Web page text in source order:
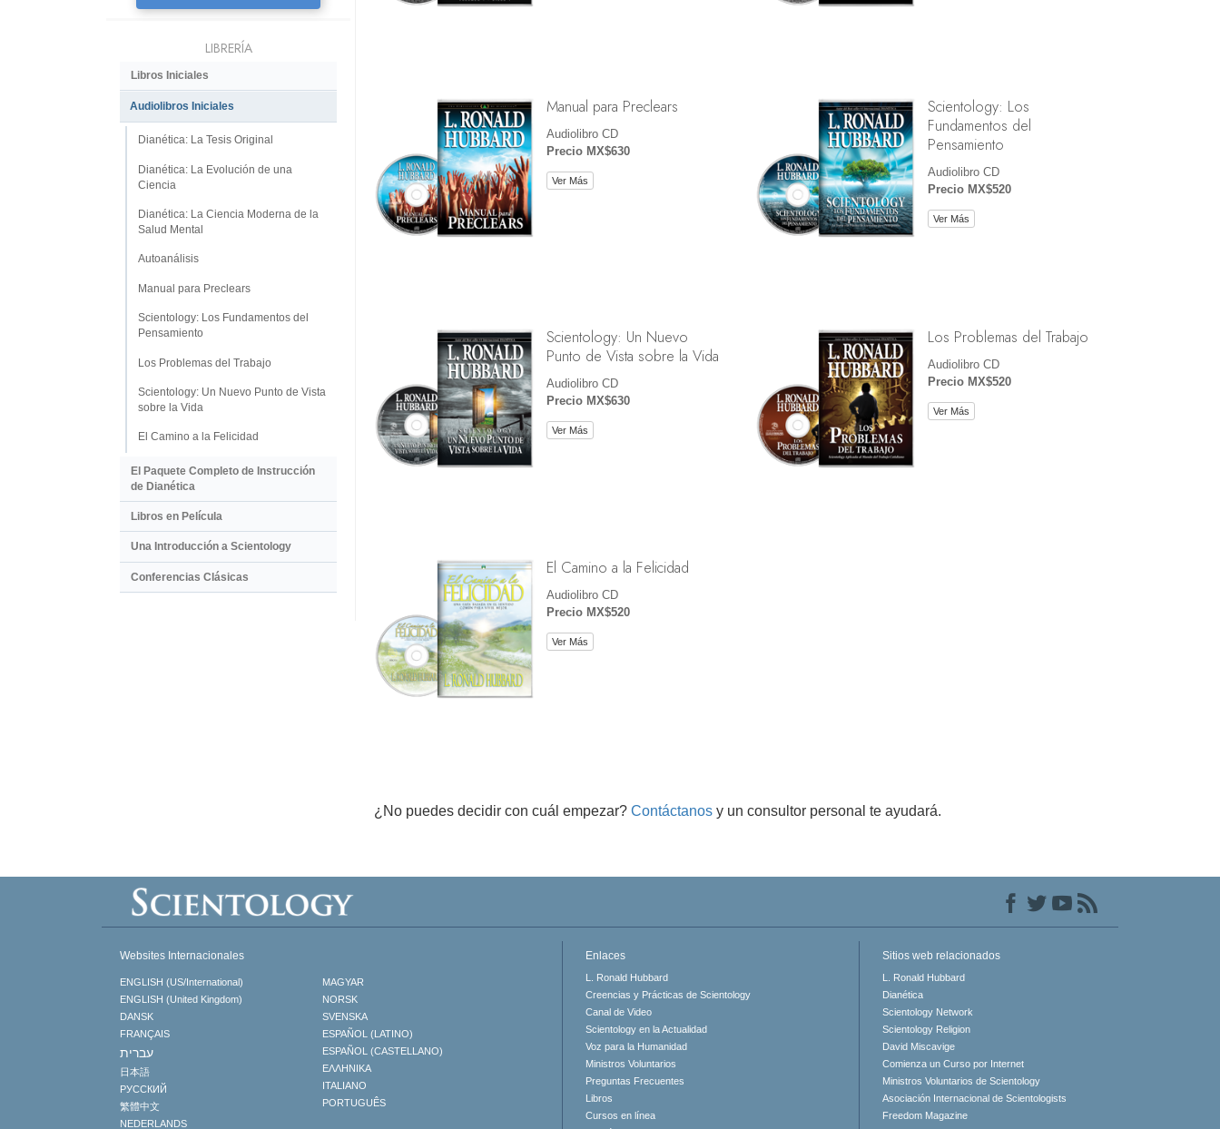
Manual para Preclears
Audiolibro CD
Precio MX$630
Ver Más
Scientology: Los
Fundamentos del
Pensamiento
Audiolibro CD
Precio MX$520
Ver Más
Scientology: Un Nuevo
Punto de Vista sobre la Vida
Audiolibro CD
Precio MX$630
Ver Más
Los Problemas del Trabajo
Audiolibro CD
Precio MX$520
Ver Más
El Camino a la Felicidad
Audiolibro CD
Precio MX$520
Ver Más
¿No puedes decidir con cuál empezar? Contáctanos y un consultor personal te ayudará.
LIBRERÍA
Libros Iniciales
Audiolibros Iniciales
Dianética: La Tesis Original
Dianética: La Evolución de una
Ciencia
Dianética: La Ciencia Moderna de la
Salud Mental
Autoanálisis
Manual para Preclears
Scientology: Los Fundamentos del
Pensamiento
Los Problemas del Trabajo
Scientology: Un Nuevo Punto de Vista
sobre la Vida
El Camino a la Felicidad
El Paquete Completo de Instrucción
de Dianética
Libros en Película
Una Introducción a Scientology
Conferencias Clásicas
Websites Internacionales
ENGLISH (US/International)
ENGLISH (United Kingdom)
DANSK
FRANÇAIS
עברית
日本語
РУССКИЙ
繁體中文
NEDERLANDS
MAGYAR
NORSK
SVENSKA
ESPAÑOL (LATINO)
ESPAÑOL (CASTELLANO)
ΕΛΛΗΝΙΚA
ITALIANO
PORTUGUÊS
Enlaces
L. Ronald Hubbard
Creencias y Prácticas de Scientology
Canal de Video
Scientology en la Actualidad
Voz para la Humanidad
Ministros Voluntarios
Preguntas Frecuentes
Libros
Cursos en línea
Sitios web relacionados
L. Ronald Hubbard
Dianética
Scientology Network
Scientology Religion
David Miscavige
Comienza un Curso por Internet
Ministros Voluntarios de Scientology
Asociación Internacional de Scientologists
Freedom Magazine